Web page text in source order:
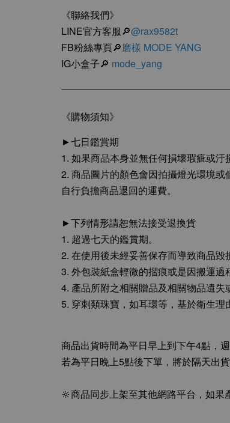
《聯絡我們》
LINE官方客服🔎@rax9582t
FB粉絲專頁🔎磨樣 MODE YANG
IG小盒子🔎 mode_yang
《購物須知》
►七日鑑賞期
1. 如果商品本身並無任何損壞瑕疵或汙
2. 商品圖片的顏色會因拍攝燈光環境
自行負擔商品退回的運費。
►下列情形請恕無法接受退換貨
1. 超過七天的鑑賞期。
2. 在使用後未經妥善保存而導致商品毀
3. 外包裝紙盒輕微的摺痕或是因搬運過
4. 產品所附之相關贈品及相關物品遺失
5. 穿刺類珠寶，如耳環等，基於衛生理
商品出貨時間為平日早上到下午4點，
若為平日晚上5點後下單，將於隔天出貨
🔆商品同步上架至其他網路平台，如